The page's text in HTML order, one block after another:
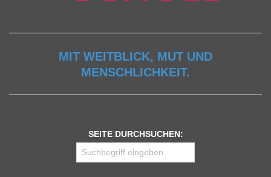
MIT WEITBLICK, MUT UND
MENSCHLICHKEIT.
SEITE DURCHSUCHEN: